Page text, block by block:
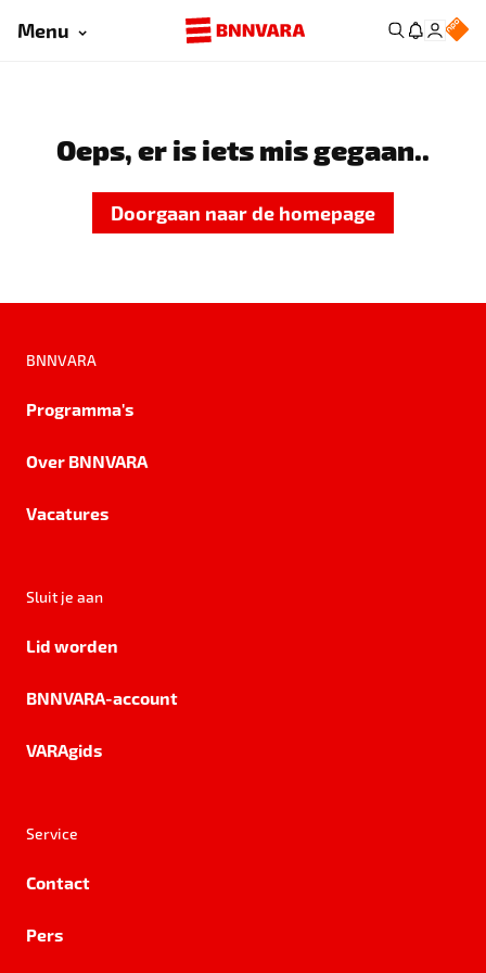
Menu
Oeps, er is iets mis gegaan..
Doorgaan naar de homepage
BNNVARA
Programma's
Over BNNVARA
Vacatures
Sluit je aan
Lid worden
BNNVARA-account
VARAgids
Service
Contact
Pers